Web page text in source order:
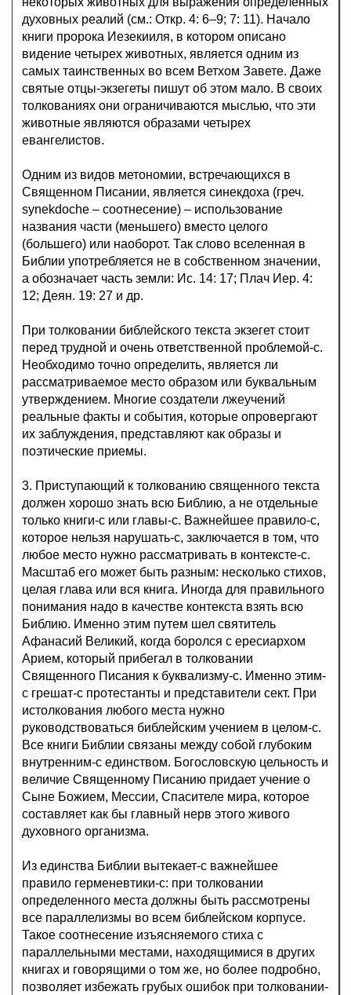
духовных реалий (см.: Откр. 4: 6–9; 7: 11). Начало
книги пророка Иезекииля, в котором описано
видение четырех животных, является одним из
самых таинственных во всем Ветхом Завете. Даже
святые отцы-экзегеты пишут об этом мало. В своих
толкованиях они ограничиваются мыслью, что эти
животные являются образами четырех
евангелистов.
Одним из видов метономии, встречающихся в
Священном Писании, является синекдоха (греч.
synekdoche – соотнесение) – использование
названия части (меньшего) вместо целого
(большего) или наоборот. Так слово вселенная в
Библии употребляется не в собственном значении,
а обозначает часть земли: Ис. 14: 17; Плач Иер. 4:
12; Деян. 19: 27 и др.
При толковании библейского текста экзегет стоит
перед трудной и очень ответственной проблемой-с.
Необходимо точно определить, является ли
рассматриваемое место образом или буквальным
утверждением. Многие создатели лжеучений
реальные факты и события, которые опровергают
их заблуждения, представляют как образы и
поэтические приемы.
3. Приступающий к толкованию священного текста
должен хорошо знать всю Библию, а не отдельные
только книги-с или главы-с. Важнейшее правило-с,
которое нельзя нарушать-с, заключается в том, что
любое место нужно рассматривать в контексте-с.
Масштаб его может быть разным: несколько стихов,
целая глава или вся книга. Иногда для правильного
понимания надо в качестве контекста взять всю
Библию. Именно этим путем шел святитель
Афанасий Великий, когда боролся с ересиархом
Арием, который прибегал в толковании
Священного Писания к буквализму-с. Именно этим-
с грешат-с протестанты и представители сект. При
истолкования любого места нужно
руководствоваться библейским учением в целом-с.
Все книги Библии связаны между собой глубоким
внутренним-с единством. Богословскую цельность и
величие Священному Писанию придает учение о
Сыне Божием, Мессии, Спасителе мира, которое
составляет как бы главный нерв этого живого
духовного организма.
Из единства Библии вытекает-с важнейшее
правило герменевтики-с: при толковании
определенного места должны быть рассмотрены
все параллелизмы во всем библейском корпусе.
Такое соотнесение изъясняемого стиха с
параллельными местами, находящимися в других
книгах и говорящими о том же, но более подробно,
позволяет избежать грубых ошибок при толковании-